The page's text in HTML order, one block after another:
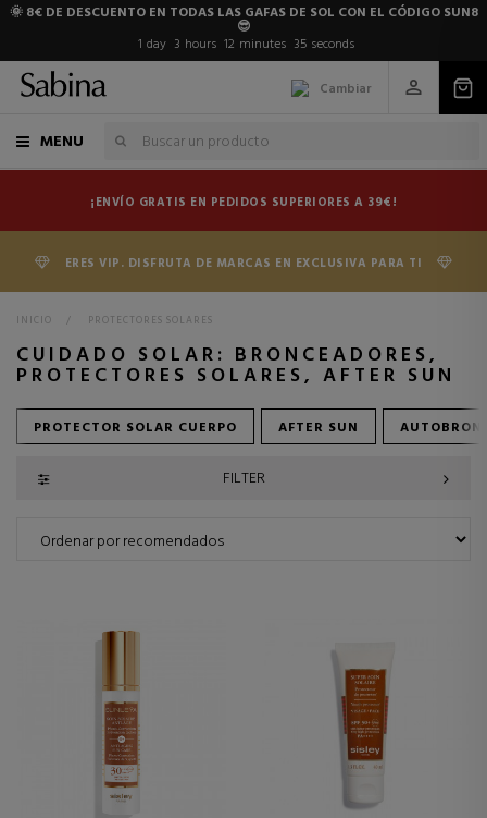
🌞 8€ DE DESCUENTO EN TODAS LAS GAFAS DE SOL CON EL CÓDIGO SUN8
😎
1 day 3 hours 12 minutes 33 seconds
Cambiar
MENU
¡ENVÍO GRATIS EN PEDIDOS SUPERIORES A 39€!
ERES VIP. DISFRUTA DE MARCAS EN EXCLUSIVA PARA TI
INICIO > PROTECTORES SOLARES
CUIDADO SOLAR: BRONCEADORES,
PROTECTORES SOLARES, AFTER SUN
PROTECTOR SOLAR CUERPO AFTER SUN
FILTER